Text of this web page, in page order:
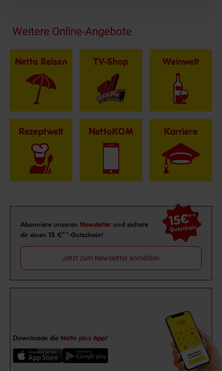
Fußzeile
Weitere Online-Angebote
Netto Reisen TV-Shop Weinwelt
Rezeptwelt NettoKOM Karriere
Newsletter Anmeldung
Abonniere unseren Newsletter und sichere
dir einen 15 €**-Gutschein!
15€**
Gutschein
Jetzt zum Newsletter anmelden
Downloade die Netto plus App!